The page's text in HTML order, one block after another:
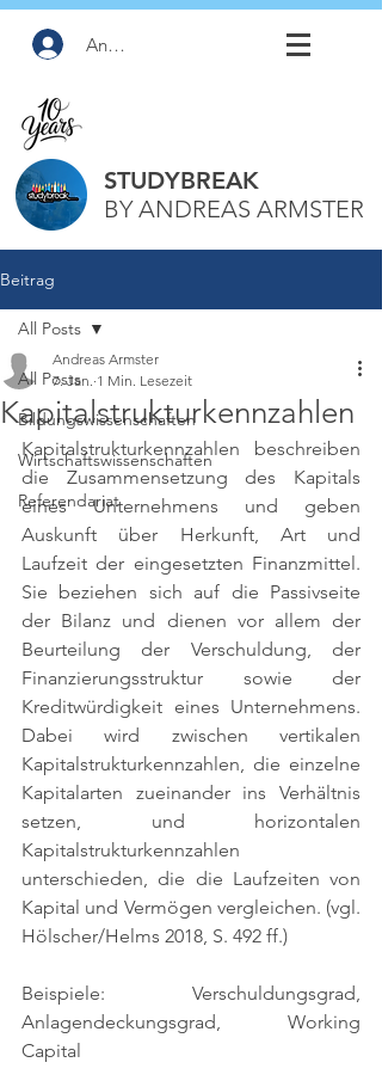
Anmelden
STUDYBREAK
BY ANDREAS ARMSTER
Beitrag
All Posts
Bildungswissenschaften
Wirtschaftswissenschaften
Referendariat
All Posts
Kapitalstrukturkennzahlen
Andreas Armster
7. Jan. 1 Min. Lesezeit
Kapitalstrukturkennzahlen beschreiben
die Zusammensetzung des Kapitals
eines Unternehmens und geben
Auskunft über Herkunft, Art und
Laufzeit der eingesetzten Finanzmittel.
Sie beziehen sich auf die Passivseite
der Bilanz und dienen vor allem der
Beurteilung der Verschuldung, der
Finanzierungsstruktur sowie der
Kreditwürdigkeit eines Unternehmens.
Dabei wird zwischen vertikalen
Kapitalstrukturkennzahlen, die einzelne
Kapitalarten zueinander ins Verhältnis
setzen, und horizontalen
Kapitalstrukturkennzahlen
unterschieden, die die Laufzeiten von
Kapital und Vermögen vergleichen. (vgl.
Hölscher/Helms 2018, S. 492 ff.)
Beispiele: Verschuldungsgrad,
Anlagendeckungsgrad, Working
Capital